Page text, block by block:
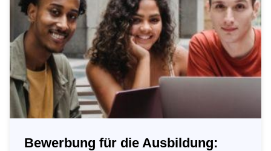
Bewerbung für die Ausbildung: